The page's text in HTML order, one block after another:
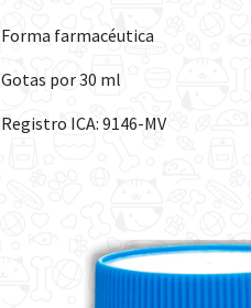
Forma farmacéutica
Gotas por 30 ml
Registro ICA: 9146-MV